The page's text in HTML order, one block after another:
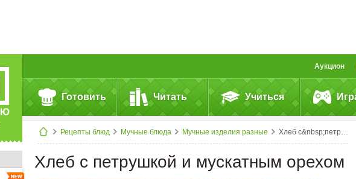
Аукцион
Готовить Читать Учиться
Рецепты блюд Мучные блюда Мучные изделия разные Хлеб с&nbsp;петрушкой и&nbsp;мускатным орехом
Хлеб с петрушкой и мускатным орехом